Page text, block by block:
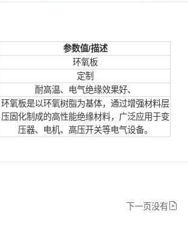
参数值/描述
环氧板
定制
耐高温、电气绝缘效果好、
环氧板是以环氧树脂为基体，通过增强材料层
压固化制成的高性能绝缘材料，广泛应用于变
压器、电机、高压开关等电气设备。
下一页没有